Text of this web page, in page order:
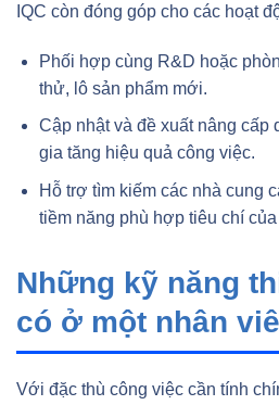
IQC còn đóng góp cho các hoạt
Phối hợp cùng R&D hoặc
thử, lô sản phẩm mới.
Cập nhật và đề xuất nâng cấp
gia tăng hiệu quả công việc.
Hỗ trợ tìm kiếm các nhà cung
tiềm năng phù hợp tiêu chí
Những kỹ năng
có ở một nhân
Với đặc thù công việc cần tính